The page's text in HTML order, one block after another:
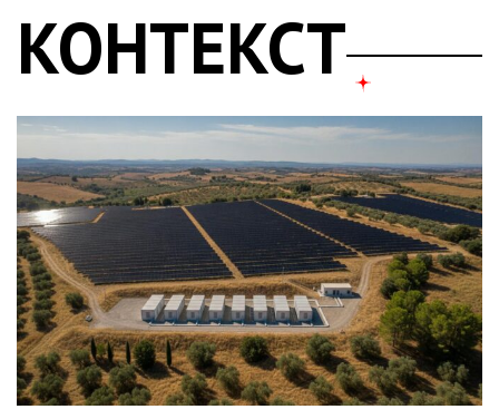
КОНТЕКСТ